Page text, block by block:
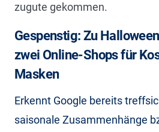
zugute gekommen.
Gespenstig: Zu
zwei Online-Shops für
Masken
Erkennt Google bereits
saisonale Zusammenhänge